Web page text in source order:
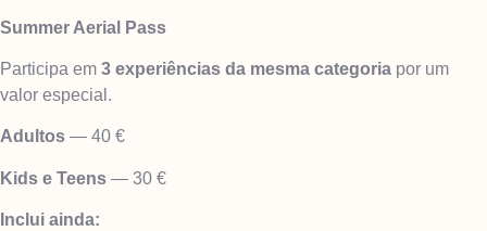
Summer Aerial Pass
Participa em 3 experiências da mesma categoria por um
valor especial.
Adultos — 40 €
Kids e Teens — 30 €
Inclui ainda: